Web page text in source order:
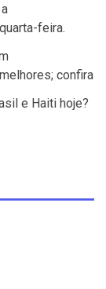
feira.
confira
e Haiti hoje?